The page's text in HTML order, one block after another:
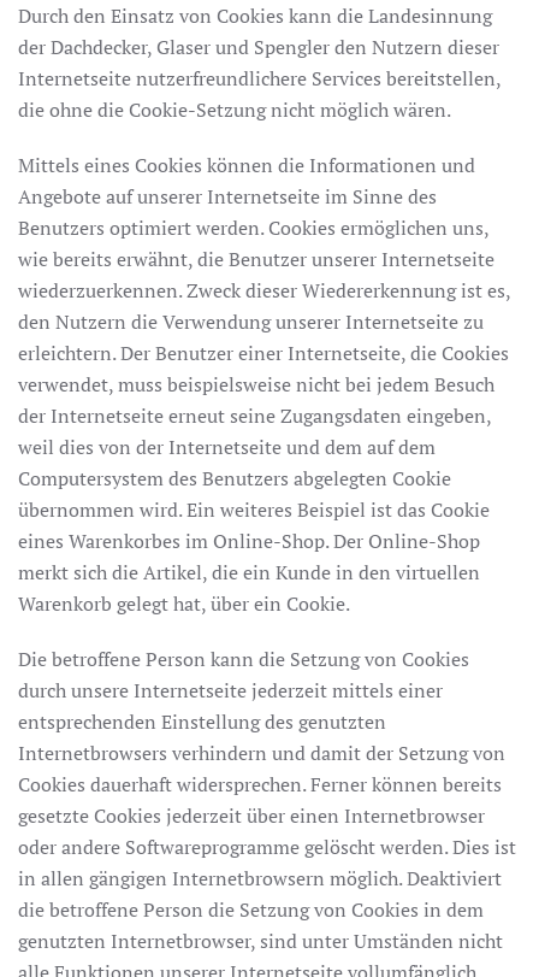
Durch den Einsatz von Cookies kann die Landesinnung
der Dachdecker, Glaser und Spengler den Nutzern dieser
Internetseite nutzerfreundlichere Services bereitstellen,
die ohne die Cookie-Setzung nicht möglich wären.
Mittels eines Cookies können die Informationen und
Angebote auf unserer Internetseite im Sinne des
Benutzers optimiert werden. Cookies ermöglichen uns,
wie bereits erwähnt, die Benutzer unserer Internetseite
wiederzuerkennen. Zweck dieser Wiedererkennung ist es,
den Nutzern die Verwendung unserer Internetseite zu
erleichtern. Der Benutzer einer Internetseite, die Cookies
verwendet, muss beispielsweise nicht bei jedem Besuch
der Internetseite erneut seine Zugangsdaten eingeben,
weil dies von der Internetseite und dem auf dem
Computersystem des Benutzers abgelegten Cookie
übernommen wird. Ein weiteres Beispiel ist das Cookie
eines Warenkorbes im Online-Shop. Der Online-Shop
merkt sich die Artikel, die ein Kunde in den virtuellen
Warenkorb gelegt hat, über ein Cookie.
Die betroffene Person kann die Setzung von Cookies
durch unsere Internetseite jederzeit mittels einer
entsprechenden Einstellung des genutzten
Internetbrowsers verhindern und damit der Setzung von
Cookies dauerhaft widersprechen. Ferner können bereits
gesetzte Cookies jederzeit über einen Internetbrowser
oder andere Softwareprogramme gelöscht werden. Dies ist
in allen gängigen Internetbrowsern möglich. Deaktiviert
die betroffene Person die Setzung von Cookies in dem
genutzten Internetbrowser, sind unter Umständen nicht